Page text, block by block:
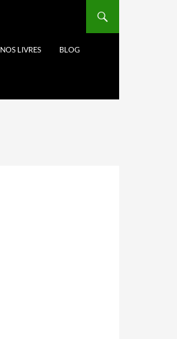
NOS LIVRES BLOG